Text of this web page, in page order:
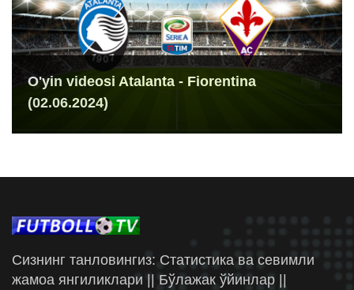
O'yin videosi Atalanta - Fiorentina
(02.06.2024)
Сизнинг танловингиз: Статистика ва севимли
жамоа янгиликлари || Бўлажак ўйинлар ||